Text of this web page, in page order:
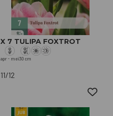
X 7 TULIPA FOXTROT
apr - mei30 cm
11/12